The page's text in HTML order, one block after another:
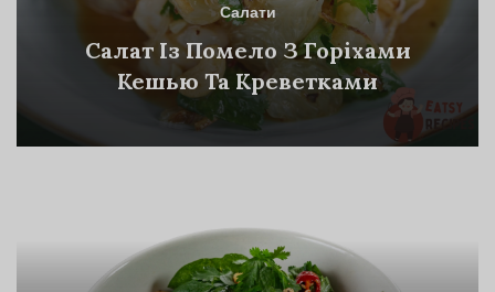
Салати
Cалат Із Помело З Горіхами
Кешью Та Креветками